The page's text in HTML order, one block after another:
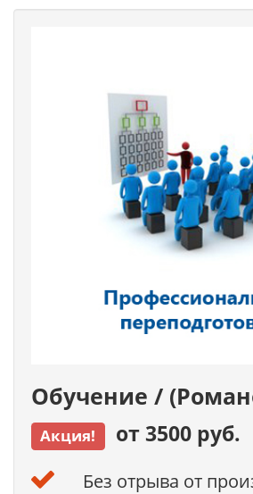
Обучение /
Акция! от 3500 руб.
Без отрыва от